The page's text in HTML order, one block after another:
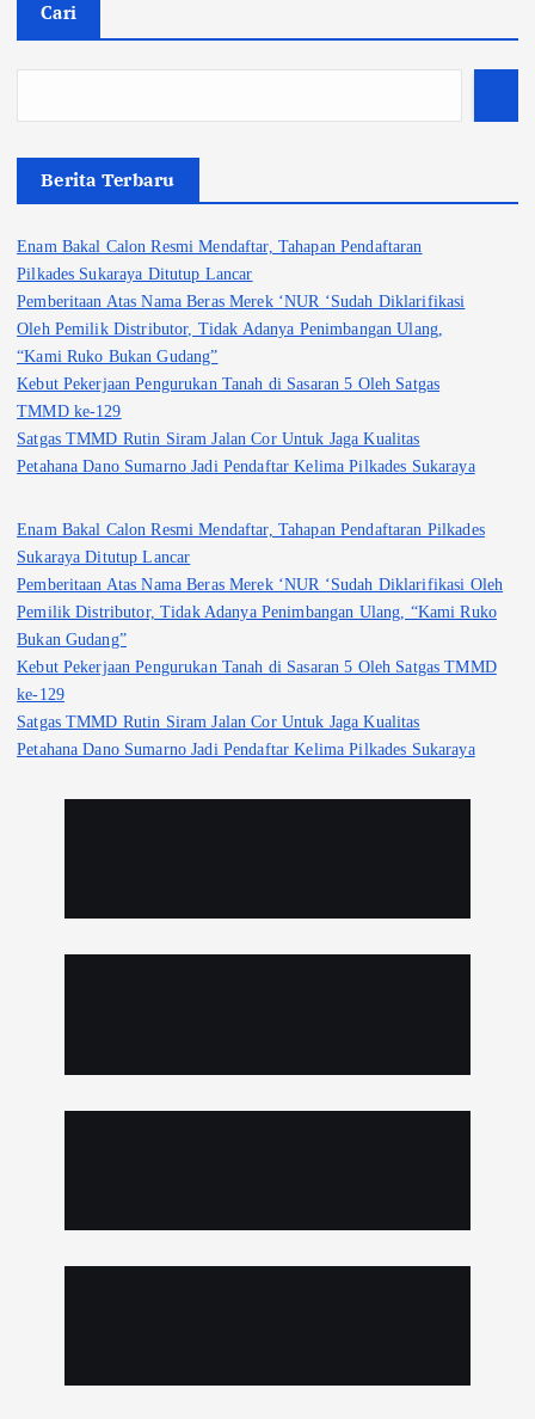
Cari
Berita Terbaru
Enam Bakal Calon Resmi Mendaftar, Tahapan Pendaftaran
Pilkades Sukaraya Ditutup Lancar
Pemberitaan Atas Nama Beras Merek ‘NUR ‘Sudah Diklarifikasi
Oleh Pemilik Distributor, Tidak Adanya Penimbangan Ulang,
“Kami Ruko Bukan Gudang”
Kebut Pekerjaan Pengurukan Tanah di Sasaran 5 Oleh Satgas
TMMD ke-129
Satgas TMMD Rutin Siram Jalan Cor Untuk Jaga Kualitas
Petahana Dano Sumarno Jadi Pendaftar Kelima Pilkades Sukaraya
Enam Bakal Calon Resmi Mendaftar, Tahapan Pendaftaran Pilkades
Sukaraya Ditutup Lancar
Pemberitaan Atas Nama Beras Merek ‘NUR ‘Sudah Diklarifikasi Oleh
Pemilik Distributor, Tidak Adanya Penimbangan Ulang, “Kami Ruko
Bukan Gudang”
Kebut Pekerjaan Pengurukan Tanah di Sasaran 5 Oleh Satgas TMMD
ke-129
Satgas TMMD Rutin Siram Jalan Cor Untuk Jaga Kualitas
Petahana Dano Sumarno Jadi Pendaftar Kelima Pilkades Sukaraya